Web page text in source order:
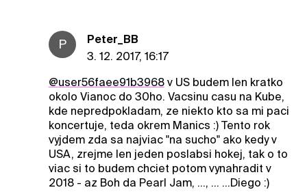
P
Peter_BB
3. 12. 2017, 16:17
@user56faee91b3968v US budem len kratko
okolo Vianoc do 30ho. Vacsinu casu na Kube,
kde nepredpokladam, ze niekto kto sa mi paci
koncertuje, teda okrem Manics :) Tento rok
vyjdem zda sa najviac "na sucho" ako kedy v
USA, zrejme len jeden poslabsi hokej, tak o to
viac si to budem chciet potom vynahradit v
2018 - az Boh da Pearl Jam, ..., ... ...Diego :)